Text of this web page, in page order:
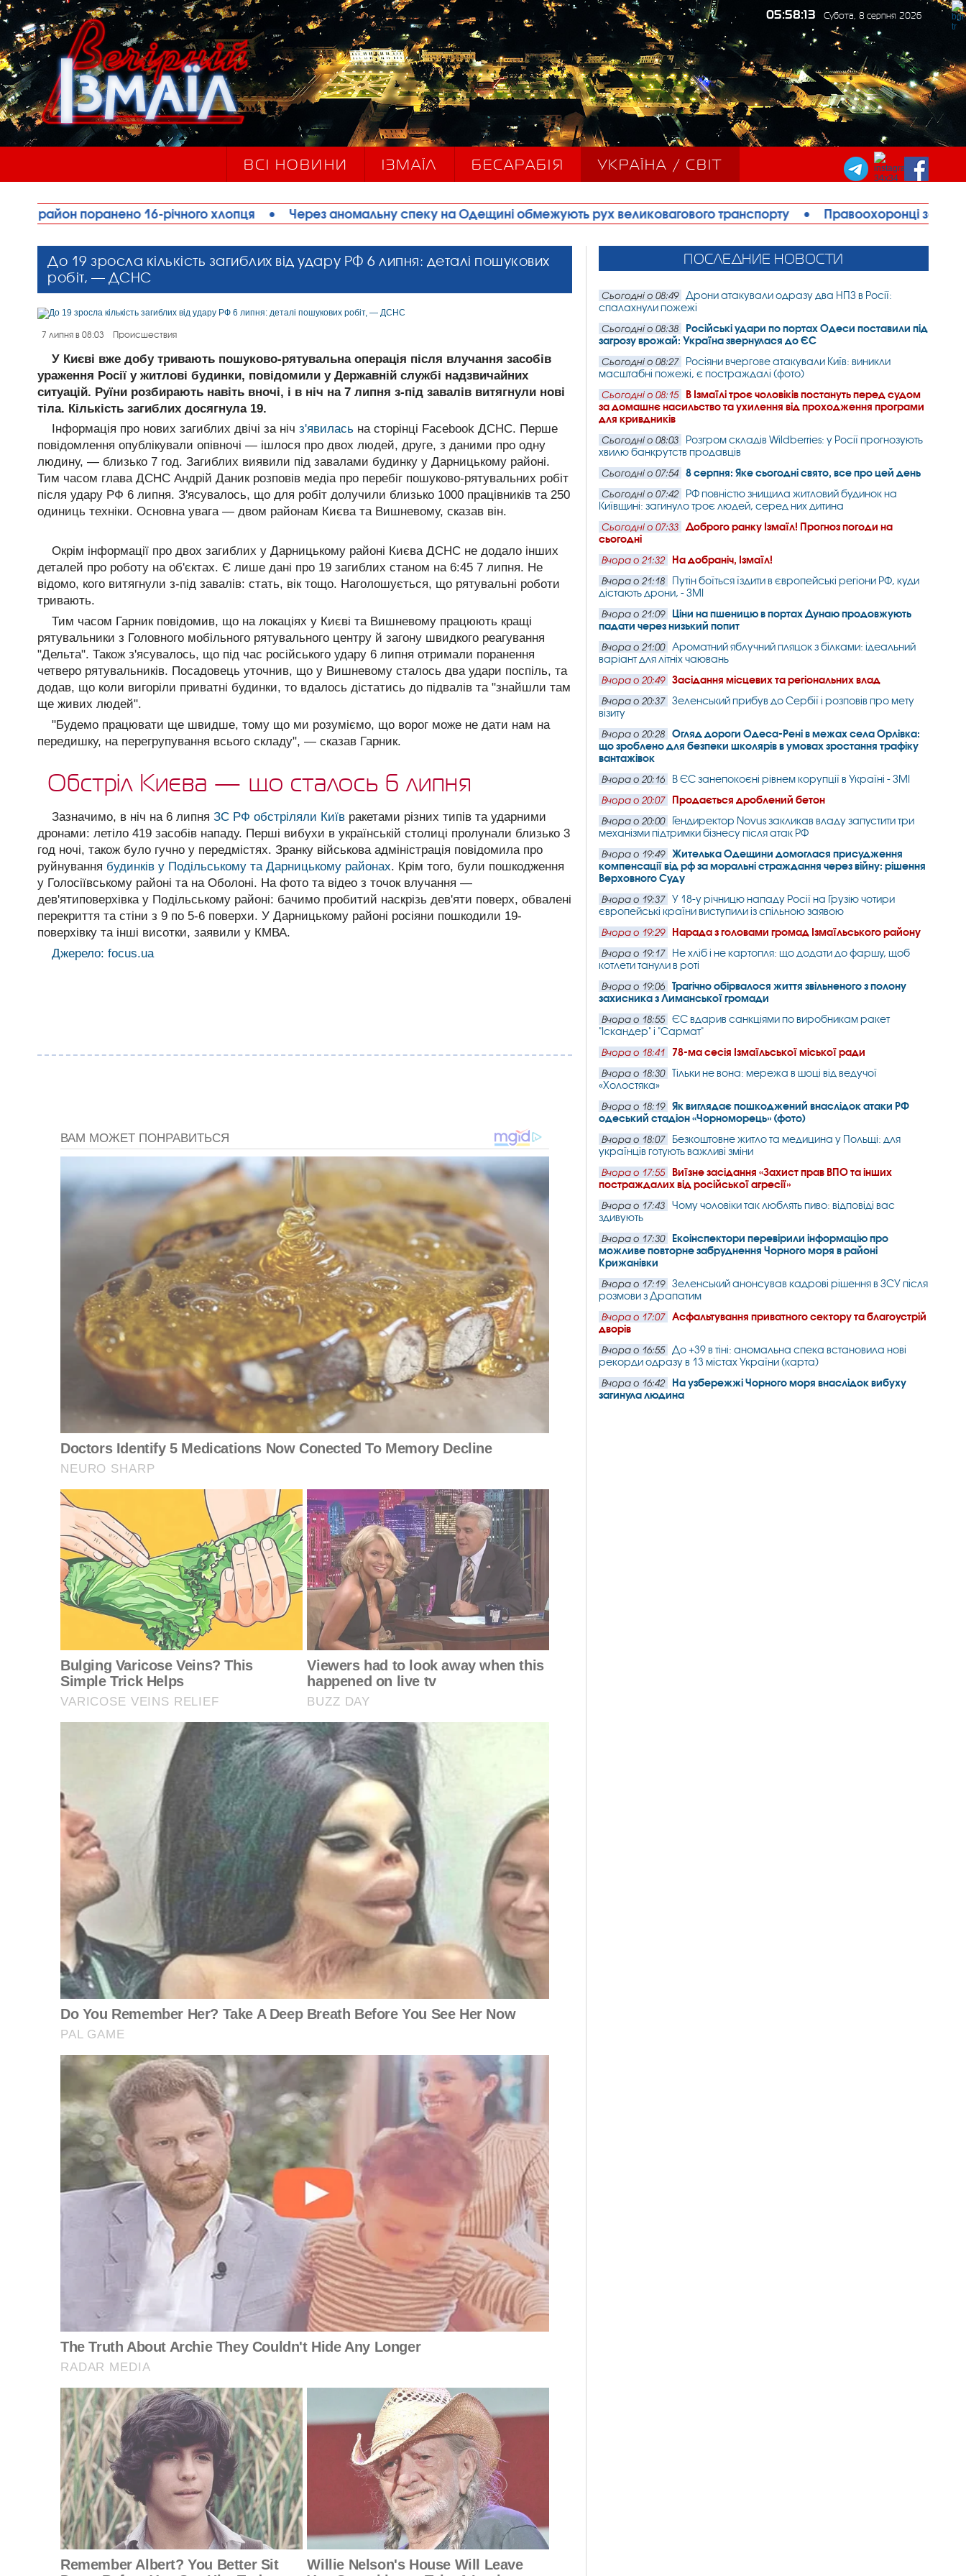
05:58:14 Субота, 8 серпня 2026
ВСІ НОВИНИ ІЗМАЇЛ БЕСАРАБІЯ УКРАЇНА / СВІТ
16-річного хлопця • Через аномальну спеку на Одещині обмежують рух великовагового транспорту • Правоохоронці запобігли теракту в
До 19 зросла кількість загиблих від удару РФ 6 липня: деталі пошукових
робіт, — ДСНС
7 липня в 08:03 Происшествия
У Києві вже добу тривають пошуково-рятувальна операція після влучання засобів
ураження Росії у житлові будинки, повідомили у Державній службі надзвичайних
ситуацій. Руїни розбирають навіть вночі, і в ніч на 7 липня з-під завалів витягнули нові
тіла. Кількість загиблих досягнула 19.
Інформація про нових загиблих двічі за ніч з'явилась на сторінці Facebook ДСНС. Перше
повідомлення опублікували опівночі — ішлося про двох людей, друге, з даними про одну
людину, — близько 7 год. Загиблих виявили під завалами будинку у Дарницькому районі.
Тим часом глава ДСНС Андрій Даник розповів медіа про перебіг пошуково-рятувальних робіт
після удару РФ 6 липня. З'ясувалось, що для робіт долучили близько 1000 працівників та 250
одиниць техніки. Основна увага — двом районам Києва та Вишневому, сказав він.
Окрім інформації про двох загиблих у Дарницькому районі Києва ДСНС не додало інших
деталей про роботу на об'єктах. Є лише дані про 19 загиблих станом на 6:45 7 липня. Не
відомо, кого витягнули з-під завалів: стать, вік тощо. Наголошується, що рятувальні роботи
тривають.
Тим часом Гарник повідомив, що на локаціях у Києві та Вишневому працюють кращі
рятувальники з Головного мобільного рятувального центру й загону швидкого реагування
"Дельта". Також з'ясувалось, що під час російського удару 6 липня отримали поранення
четверо рятувальників. Посадовець уточнив, що у Вишневому сталось два удари поспіль, та
додав, що коли вигоріли приватні будинки, то вдалось дістатись до підвалів та "знайшли там
ще живих людей".
"Будемо працювати ще швидше, тому що ми розуміємо, що ворог може не дати нам на
передишку, на перегрупування всього складу", — сказав Гарник.
Обстріл Києва — що сталось 6 липня
Зазначимо, в ніч на 6 липня ЗС РФ обстріляли Київ ракетами різних типів та ударними
дронами: летіло 419 засобів нападу. Перші вибухи в українській столиці пролунали близько 3
год ночі, також було гучно у передмістях. Зранку військова адміністрація повідомила про
руйнування будинків у Подільському та Дарницькому районах. Крім того, були пошкодження
у Голосіївському районі та на Оболоні. На фото та відео з точок влучання —
дев'ятиповерхівка у Подільському районі: бачимо пробитий наскрізь дев'яти поверх, обвалені
перекриття та стіни з 9 по 5-6 поверхи. У Дарницькому районі росіяни пошкодили 19-
поверхівку та інші висотки, заявили у КМВА.
Джерело: focus.ua
ПОСЛЕДНИЕ НОВОСТИ
Сьогодні о 08:49
Дрони атакували одразу два НПЗ в Росії:
спалахнули пожежі
Сьогодні о 08:38
Російські удари по портах Одеси поставили під
загрозу врожай: Україна звернулася до ЄС
Сьогодні о 08:27
Росіяни вчергове атакували Київ: виникли
масштабні пожежі, є постраждалі (фото)
Сьогодні о 08:15
В Ізмаїлі троє чоловіків постануть перед судом
за домашнє насильство та ухилення від проходження програми
для кривдників
Сьогодні о 08:03
Розгром складів Wildberries: у Росії прогнозують
хвилю банкрутств продавців
Сьогодні о 07:54 8 серпня: Яке сьогодні свято, все про цей день
Сьогодні о 07:42
РФ повністю знищила житловий будинок на
Київщині: загинуло троє людей, серед них дитина
Сьогодні о 07:33
Доброго ранку Ізмаїл! Прогноз погоди на
сьогодні
Вчора о 21:32 На добраніч, Ізмаїл!
Вчора о 21:18
Путін боїться їздити в європейські регіони РФ, куди
дістають дрони, - ЗМІ
Вчора о 21:09
Ціни на пшеницю в портах Дунаю продовжують
падати через низький попит
Вчора о 21:00
Ароматний яблучний пляцок з білками: ідеальний
варіант для літніх чаювань
Вчора о 20:49 Засідання місцевих та регіональних влад
Вчора о 20:37
Зеленський прибув до Сербії і розповів про мету
візиту
Вчора о 20:28
Огляд дороги Одеса-Рені в межах села Орлівка:
що зроблено для безпеки школярів в умовах зростання трафіку
вантажівок
Вчора о 20:16 В ЄС занепокоєні рівнем корупції в Україні - ЗМІ
Вчора о 20:07 Продається дроблений бетон
Вчора о 20:00
Гендиректор Novus закликав владу запустити три
механізми підтримки бізнесу після атак РФ
Вчора о 19:49
Жителька Одещини домоглася присудження
компенсації від рф за моральні страждання через війну: рішення
Верховного Суду
Вчора о 19:37
У 18-у річницю нападу Росії на Грузію чотири
європейські країни виступили із спільною заявою
Вчора о 19:29 Нарада з головами громад Ізмаїльського району
Вчора о 19:17
Не хліб і не картопля: що додати до фаршу, щоб
котлети танули в роті
Вчора о 19:06
Трагічно обірвалося життя звільненого з полону
захисника з Лиманської громади
Вчора о 18:55
ЄС вдарив санкціями по виробникам ракет
"Іскандер" і "Сармат"
Вчора о 18:41 78-ма сесія Ізмаїльської міської ради
Вчора о 18:30
Тільки не вона: мережа в шоці від ведучої
«Холостяка»
Вчора о 18:19
Як виглядає пошкоджений внаслідок атаки РФ
одеський стадіон «Чорноморець» (фото)
Вчора о 18:07
Безкоштовне житло та медицина у Польщі: для
українців готують важливі зміни
Вчора о 17:55
Виїзне засідання «Захист прав ВПО та інших
постраждалих від російської агресії»
Вчора о 17:43
Чому чоловіки так люблять пиво: відповіді вас
здивують
Вчора о 17:30
Екоінспектори перевірили інформацію про
можливе повторне забруднення Чорного моря в районі
Крижанівки
Вчора о 17:19
Зеленський анонсував кадрові рішення в ЗСУ після
розмови з Драпатим
Вчора о 17:07
Асфальтування приватного сектору та благоустрій
дворів
Вчора о 16:55
До +39 в тіні: аномальна спека встановила нові
рекорди одразу в 13 містах України (карта)
Вчора о 16:42
На узбережжі Чорного моря внаслідок вибуху
загинула людина